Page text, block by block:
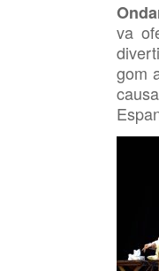
va
gom